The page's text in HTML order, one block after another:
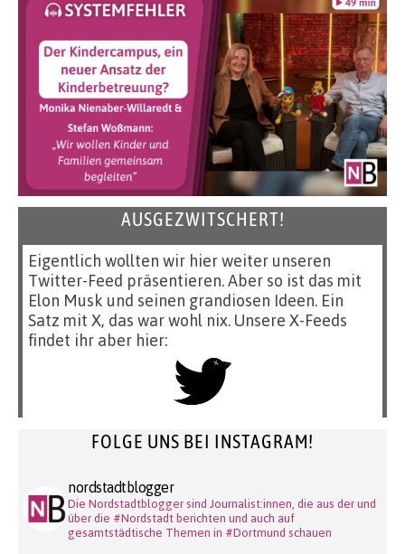
AUSGEZWITSCHERT!
Eigentlich wollten wir hier weiter unseren
Twitter-Feed präsentieren. Aber so ist das mit
Elon Musk und seinen grandiosen Ideen. Ein
Satz mit X, das war wohl nix. Unsere X-Feeds
findet ihr aber hier:
FOLGE UNS BEI INSTAGRAM!
nordstadtblogger
Die Nordstadtblogger sind Journalist:innen, die aus der und
über die #Nordstadt berichten und auch auf
gesamtstädtische Themen in #Dortmund schauen